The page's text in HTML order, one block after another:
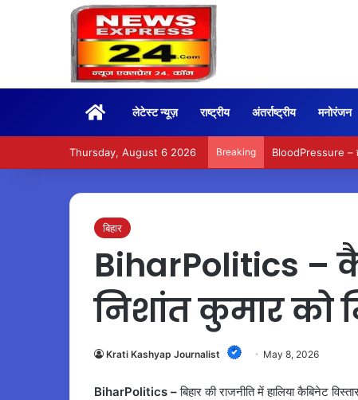
Homeलेटेस्ट न्यूज़ राष्ट्रीय अंतर्राष्ट्रीय मनोरंजन
Thursday, August 6 2026 Breaking BloodPressure –
बिहार
BiharPolitics –
निशांत कुमार को
Krati Kashyap Journalist May 8, 2026
BiharPolitics –बिहार की राजनीति में हालिया कैबिनेट